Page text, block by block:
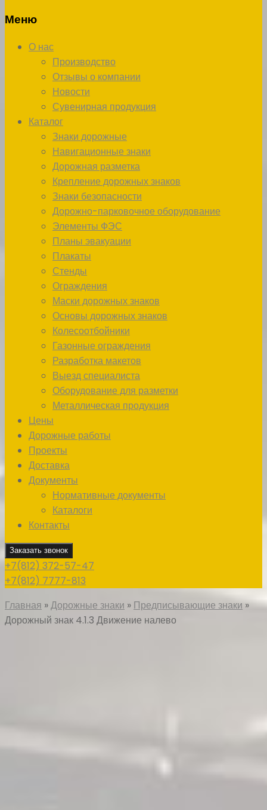
Меню
О нас
Производство
Отзывы о компании
Новости
Сувенирная продукция
Каталог
Знаки дорожные
Навигационные знаки
Дорожная разметка
Крепление дорожных знаков
Знаки безопасности
Дорожно-парковочное оборудование
Элементы ФЭС
Планы эвакуации
Плакаты
Стенды
Ограждения
Маски дорожных знаков
Основы дорожных знаков
Колесоотбойники
Газонные ограждения
Разработка макетов
Выезд специалиста
Оборудование для разметки
Металлическая продукция
Цены
Дорожные работы
Проекты
Доставка
Документы
Нормативные документы
Каталоги
Контакты
Заказать звонок
+7(812) 372-57-47
+7(812) 7777-813
Главная »Дорожные знаки » Предписывающие знаки »
Дорожный знак 4.1.3 Движение налево